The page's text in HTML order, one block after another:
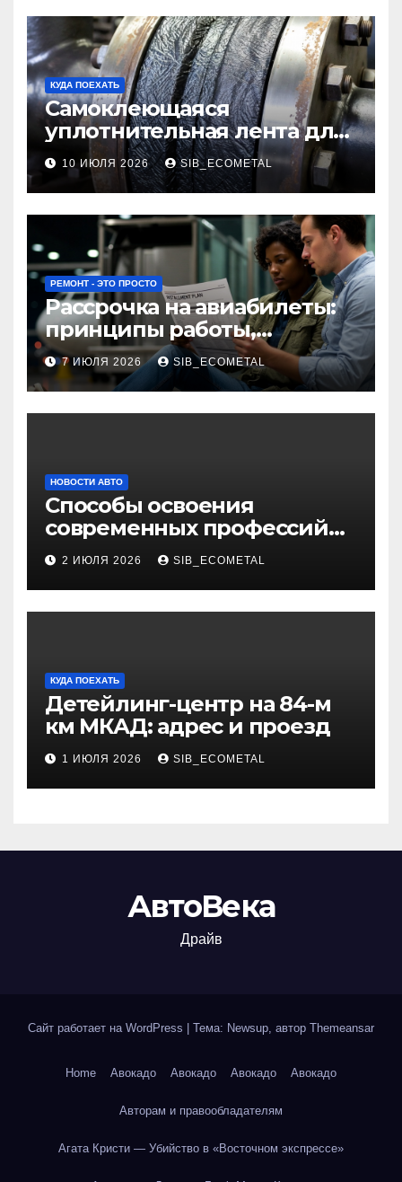
КУДА ПОЕХАТЬ
Самоклеющаяся
уплотнительная лента для
огнезащиты фланцевых
соединений
10 ИЮЛЯ 2026 SIB_ECOMETAL
РЕМОНТ - ЭТО ПРОСТО
Рассрочка на авиабилеты:
принципы работы,
требования и
потенциальные риски
7 ИЮЛЯ 2026 SIB_ECOMETAL
НОВОСТИ АВТО
Способы освоения
современных профессий
через онлайн-курсы
2 ИЮЛЯ 2026 SIB_ECOMETAL
КУДА ПОЕХАТЬ
Детейлинг-центр на 84-м
км МКАД: адрес и проезд
1 ИЮЛЯ 2026 SIB_ECOMETAL
АвтоВека
Драйв
Сайт работает на WordPress Тема: Newsup, автор Themeansar
Home Авокадо Авокадо Авокадо Авокадо
Авторам и правообладателям
Агата Кристи — Убийство в «Восточном экспрессе»